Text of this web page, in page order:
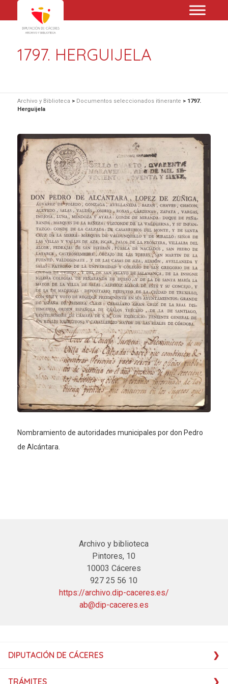
1797. HERGUIJELA
Archivo y Biblioteca > Documentos seleccionados itinerante > 1797.
Herguijela
Nombramiento de autoridades municipales por don Pedro
de Alcántara.
Archivo y biblioteca
Pintores, 10
10003 Cáceres
927 25 56 10
https://archivo.dip-caceres.es/
ab@dip-caceres.es
DIPUTACIÓN DE CÁCERES
TRÁMITES